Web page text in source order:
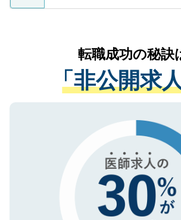
ているすべての個人データは
は、個人情報の取り扱いにつ
管理基準を満たした事業者の
る、プライバシーマークを取
ご登録いただいた個人情報は
で、機密保持に関してもご安
かがいして、現在の医療機関
経験をまじえながら、適切な
させていただきます。すぐに
ない方には、長期的なサポー
ので、まずはご登録ください
転職成功の秘訣
「非公開求